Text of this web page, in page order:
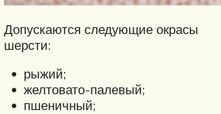
Допускаются следующие окрасы
шерсти:
рыжий;
желтовато-палевый;
пшеничный;